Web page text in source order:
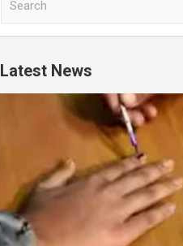
c
h
Latest News